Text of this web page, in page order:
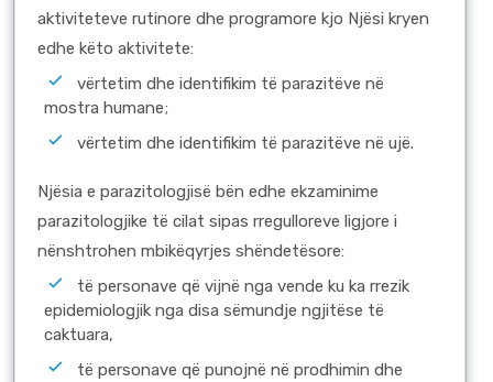
aktiviteteve rutinore dhe programore kjo Njësi kryen
edhe këto aktivitete:
vërtetim dhe identifikim të parazitëve në
mostra humane;
vërtetim dhe identifikim të parazitëve në ujë.
Njësia e parazitologjisë bën edhe ekzaminime
parazitologjike të cilat sipas rregulloreve ligjore i
nënshtrohen mbikëqyrjes shëndetësore:
të personave që vijnë nga vende ku ka rrezik
epidemiologjik nga disa sëmundje ngjitëse të
caktuara,
të personave që punojnë në prodhimin dhe